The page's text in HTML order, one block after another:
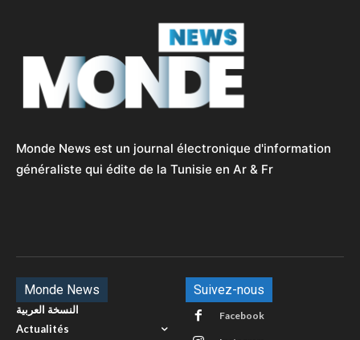
Monde News est un journal électronique d'information
généraliste qui édite de la Tunisie en Ar & Fr
Monde News
النسخة العربية
Actualités
Suivez-nous
Facebook